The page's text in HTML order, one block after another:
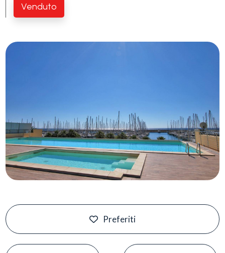
Venduto
Preferiti